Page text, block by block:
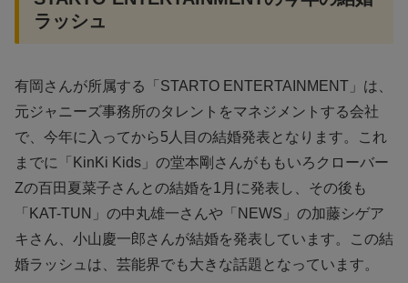
ラッシュ
有岡さんが所属する「STARTO ENTERTAINMENT」は、
元ジャニーズ事務所のタレントをマネジメントする会社
で、今年に入ってから5人目の結婚発表となります。これ
までに「KinKi Kids」の堂本剛さんがももいろクローバー
Zの百田夏菜子さんとの結婚を1月に発表し、その後も
「KAT-TUN」の中丸雄一さんや「NEWS」の加藤シゲア
キさん、小山慶一郎さんが結婚を発表しています。この結
婚ラッシュは、芸能界でも大きな話題となっています。